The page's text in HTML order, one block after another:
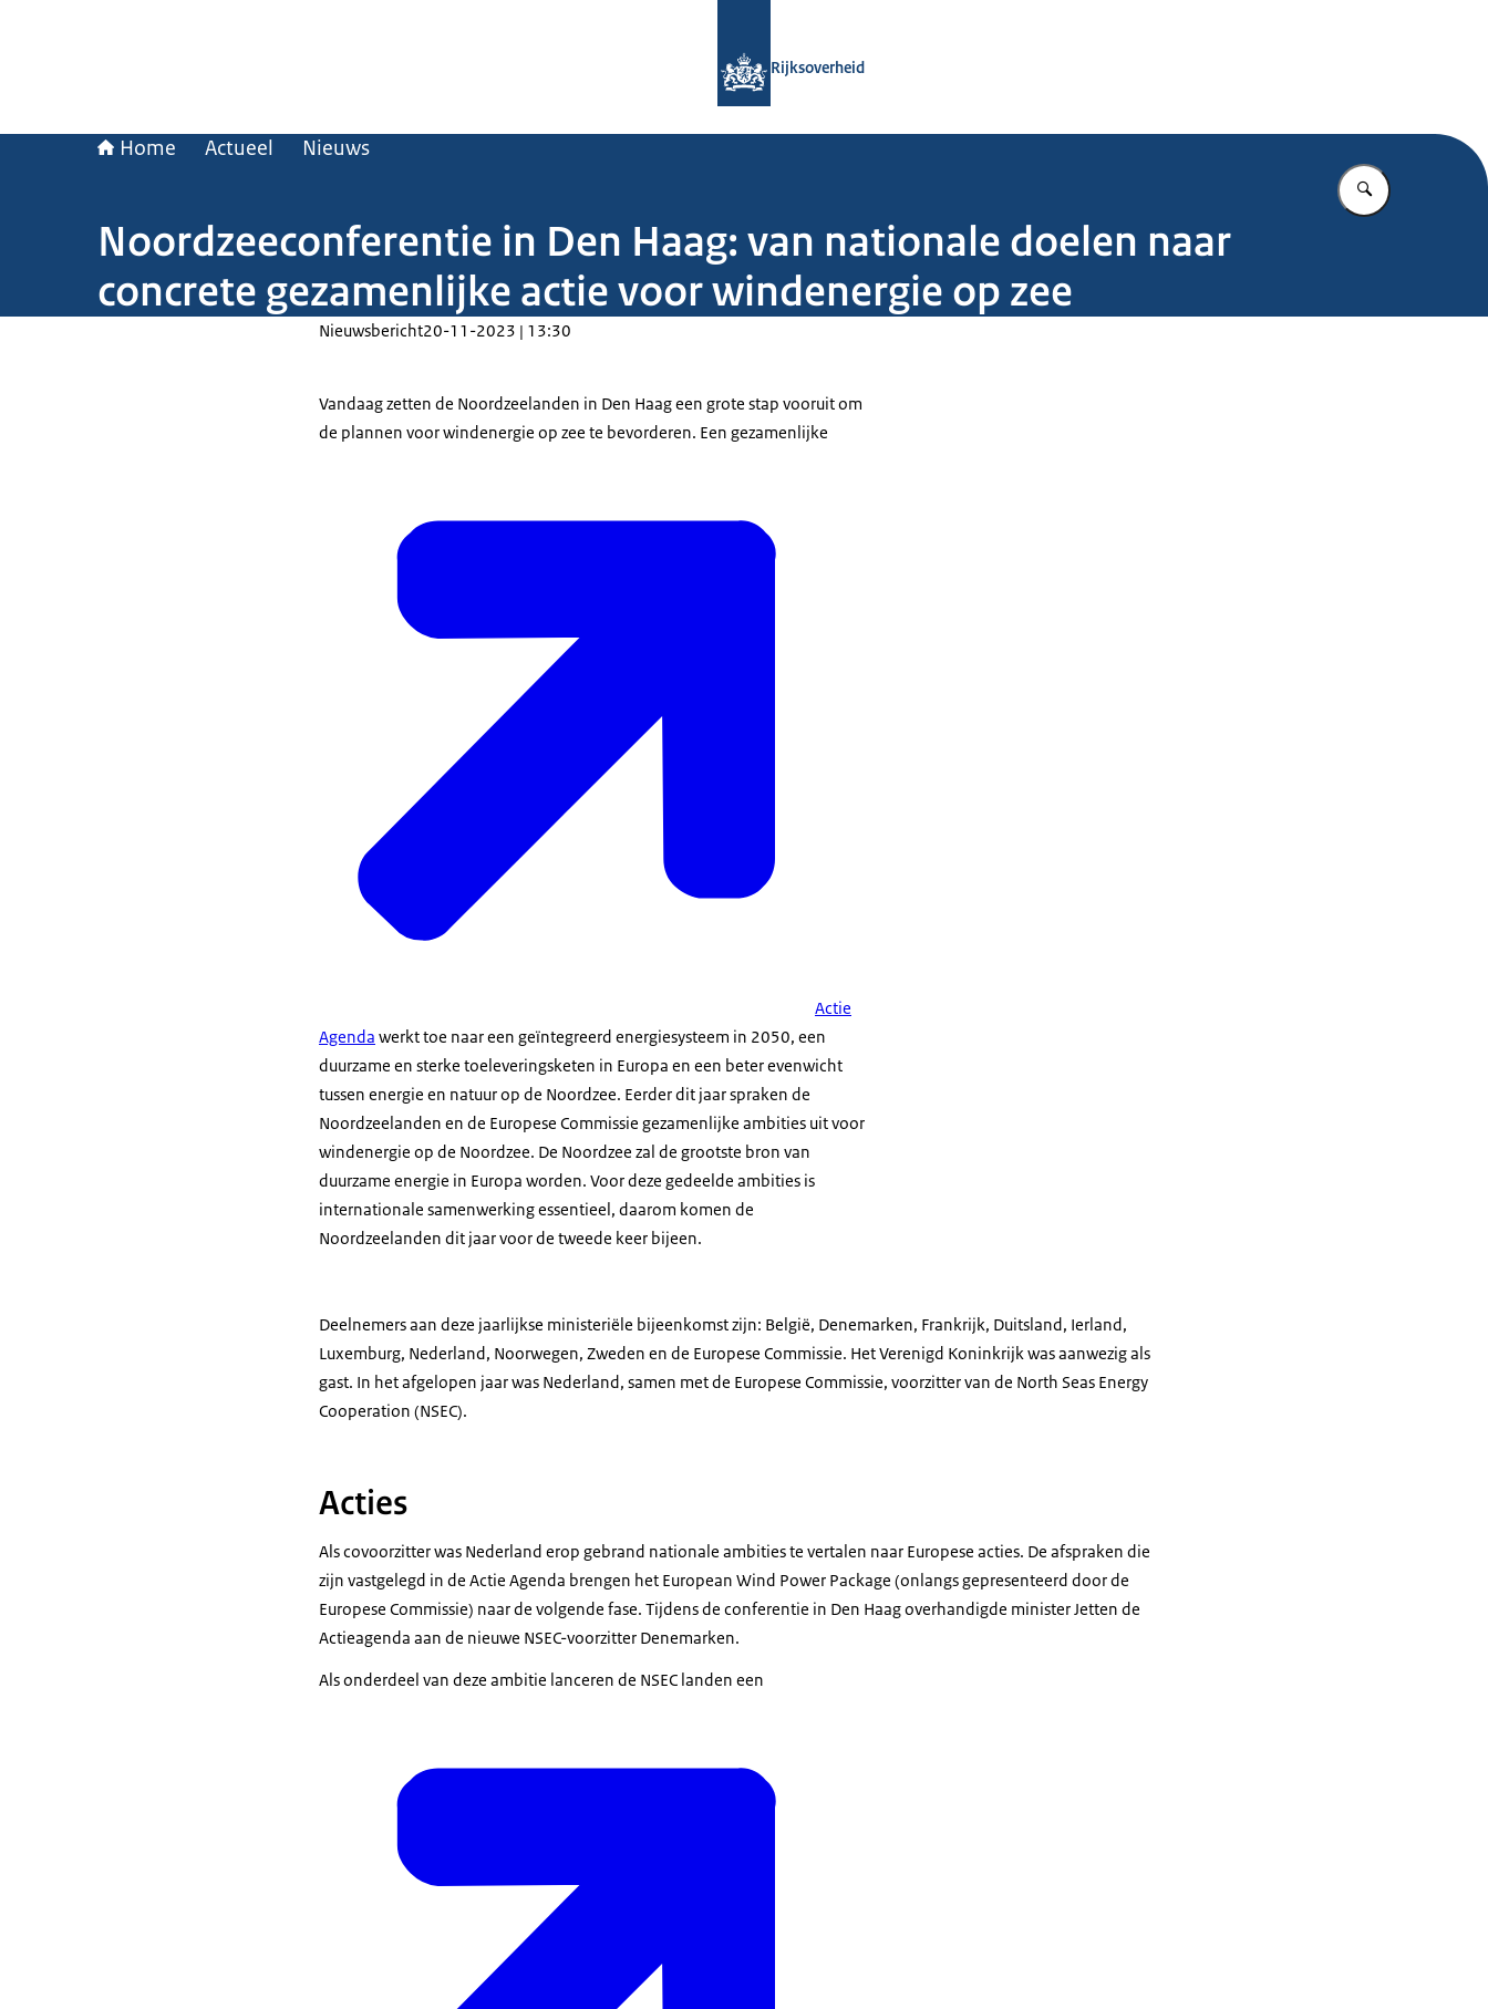
Rijksoverheid
Home Actueel Nieuws
Vul in wat u
Noordzeeconferentie in Den Haag: van nationale doelen naar
concrete gezamenlijke actie voor windenergie op zee
Nieuwsbericht20-11-2023 | 13:30
Vandaag zetten de Noordzeelanden in Den Haag een grote stap vooruit om
de plannen voor windenergie op zee te bevorderen. Een gezamenlijke
Actie
Agenda werkt toe naar een geïntegreerd energiesysteem in 2050, een
duurzame en sterke toeleveringsketen in Europa en een beter evenwicht
tussen energie en natuur op de Noordzee. Eerder dit jaar spraken de
Noordzeelanden en de Europese Commissie gezamenlijke ambities uit voor
windenergie op de Noordzee. De Noordzee zal de grootste bron van
duurzame energie in Europa worden. Voor deze gedeelde ambities is
internationale samenwerking essentieel, daarom komen de
Noordzeelanden dit jaar voor de tweede keer bijeen.
Deelnemers aan deze jaarlijkse ministeriële bijeenkomst zijn: België, Denemarken, Frankrijk, Duitsland, Ierland,
Luxemburg, Nederland, Noorwegen, Zweden en de Europese Commissie. Het Verenigd Koninkrijk was aanwezig als
gast. In het afgelopen jaar was Nederland, samen met de Europese Commissie, voorzitter van de North Seas Energy
Cooperation (NSEC).
Acties
Als covoorzitter was Nederland erop gebrand nationale ambities te vertalen naar Europese acties. De afspraken die
zijn vastgelegd in de Actie Agenda brengen het European Wind Power Package (onlangs gepresenteerd door de
Europese Commissie) naar de volgende fase. Tijdens de conferentie in Den Haag overhandigde minister Jetten de
Actieagenda aan de nieuwe NSEC-voorzitter Denemarken.
Als onderdeel van deze ambitie lanceren de NSEC landen een